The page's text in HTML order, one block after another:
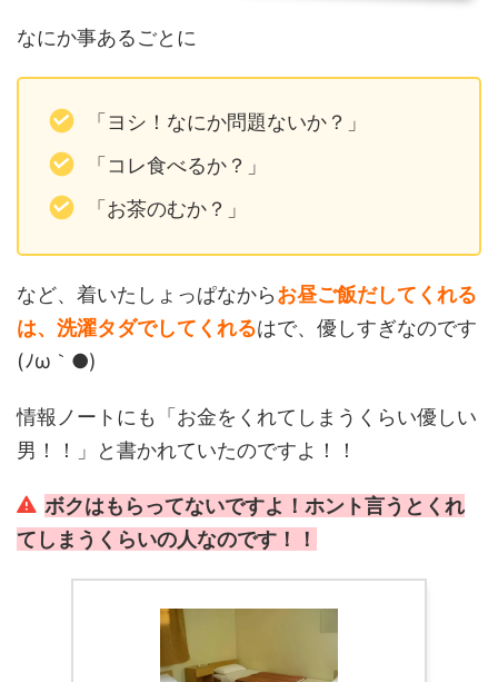
なにか事あるごとに
「ヨシ！なにか問題ないか？」
「コレ食べるか？」
「お茶のむか？」
など、着いたしょっぱなからお昼ご飯だしてくれる
は、洗濯タダでしてくれるはで、優しすぎなのです
(ﾉω｀●)
情報ノートにも「お金をくれてしまうくらい優しい
男！！」と書かれていたのですよ！！
ボクはもらってないですよ！ホント言うとくれ
てしまうくらいの人なのです！！